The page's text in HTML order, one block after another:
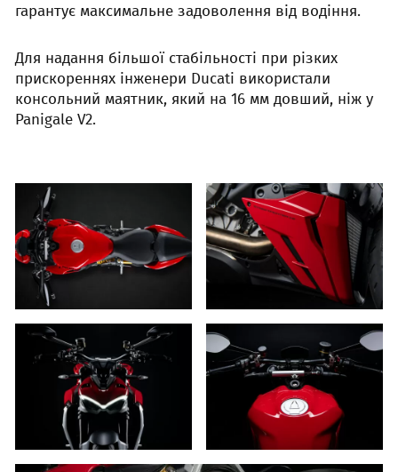
гарантує максимальне задоволення від водіння.
Для надання більшої стабільності при різких
прискореннях інженери Ducati використали
консольний маятник, який на 16 мм довший, ніж у
Panigale V2.